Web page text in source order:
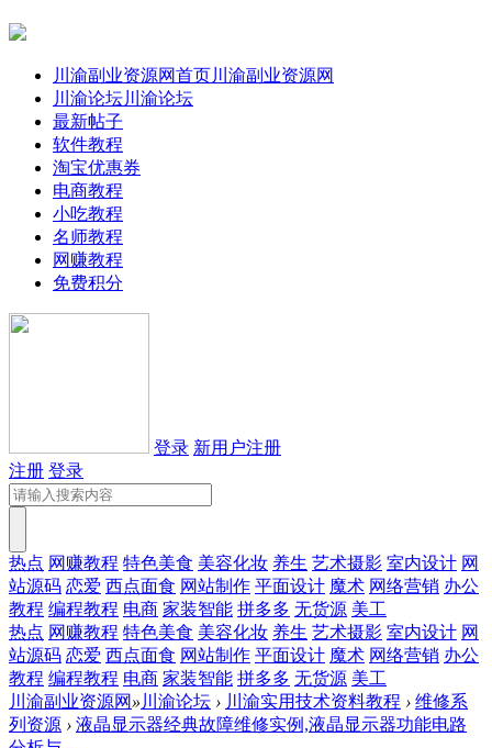
川渝副业资源网首页川渝副业资源网
川渝论坛川渝论坛
最新帖子
软件教程
淘宝优惠券
电商教程
小吃教程
名师教程
网赚教程
免费积分
登录 新用户注册
注册 登录
热点 网赚教程 特色美食 美容化妆 养生 艺术摄影 室内设计 网
站源码 恋爱 西点面食 网站制作 平面设计 魔术 网络营销 办公
教程 编程教程 电商 家装智能 拼多多 无货源 美工
热点 网赚教程 特色美食 美容化妆 养生 艺术摄影 室内设计 网
站源码 恋爱 西点面食 网站制作 平面设计 魔术 网络营销 办公
教程 编程教程 电商 家装智能 拼多多 无货源 美工
川渝副业资源网 » 川渝论坛 › 川渝实用技术资料教程 › 维修系
列资源 › 液晶显示器经典故障维修实例,液晶显示器功能电路